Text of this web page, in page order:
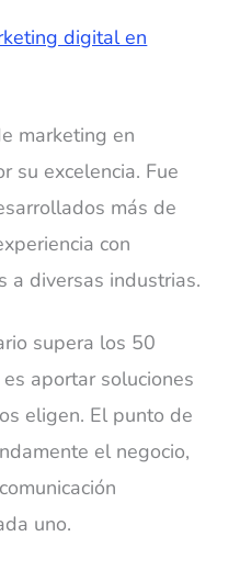
marketing en
su excelencia. Fue
más de
con
a diversas industrias.
supera los 50
aportar soluciones
eligen. El punto de
el negocio,
uno.